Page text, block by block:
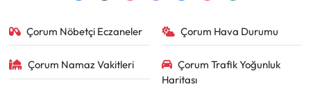
Çorum Nöbetçi Eczaneler Çorum Hava Durumu
Çorum Namaz Vakitleri
Çorum Trafik Yoğunluk
Haritası